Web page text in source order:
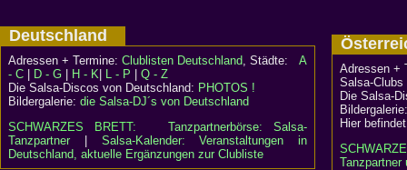
Deutschland
Adressen + Termine: Clublisten Deutschland, Städte: A
- C
D - G H - K L - P
Q - Z
Die Salsa-Discos von Deutschland: PHOTOS !
Bildergalerie: die Salsa-DJ´s von Deutschland
SCHWARZES BRETT:
Tanzpartnerbörse: Salsa-
Tanzpartner| Salsa-Kalender: Veranstaltungen in
Deutschland, aktuelle Ergänzungen zur Clubliste
Adressen +
Salsa-
Die Salsa-
Hier
Tanzpartner